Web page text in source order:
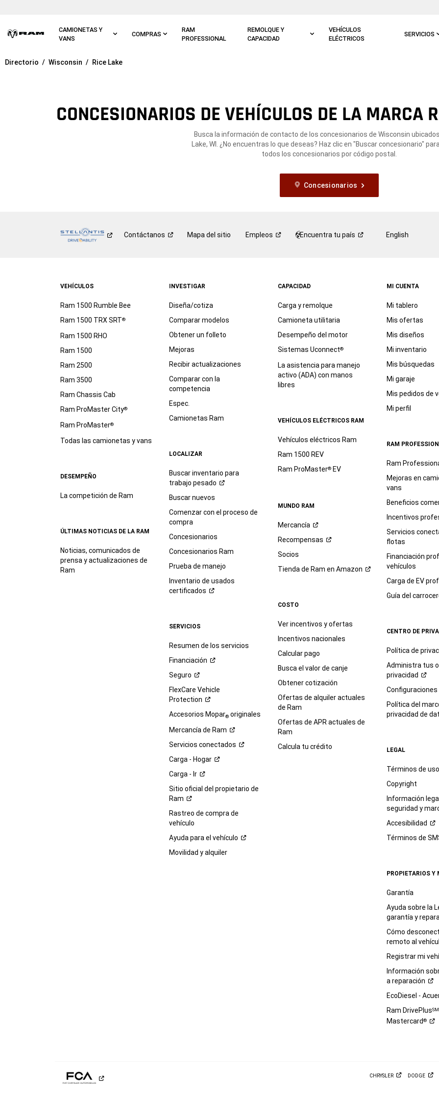
CAMIONETAS Y
VANS
COMPRAS
RAM
PROFESSIONAL
REMOLQUE Y
CAPACIDAD
VEHÍCULOS
ELÉCTRICOS
SERVICIOS
Ir a
Directorio Wisconsin Rice Lake
CONCESIONARIOS DE VEHÍCULOS DE LA MARCA
Busca la información de contacto de los concesionarios de Wisconsin
Lake, WI. ¿No encuentras lo que deseas? Haz clic en "Buscar concesionario"
todos los concesionarios por código postal.
Concesionarios
Contáctanos Mapa del sitio Empleos Encuentra tu país English
VEHÍCULOS
Ram 1500 Rumble Bee
Ram 1500 TRX SRT®
Ram 1500 RHO
Ram 1500
Ram 2500
Ram 3500
Ram Chassis Cab
Ram ProMaster City®
Ram ProMaster®
Todas las camionetas y vans
DESEMPEÑO
La competición de Ram
ÚLTIMAS NOTICIAS DE LA RAM
Noticias, comunicados de
prensa y actualizaciones de
Ram
INVESTIGAR
Diseña/cotiza
Comparar modelos
Obtener un folleto
Mejoras
Recibir actualizaciones
Comparar con la
competencia
Espec.
Camionetas Ram
LOCALIZAR
Buscar inventario para
trabajo pesado
Buscar nuevos
Comenzar con el proceso de
compra
Concesionarios
Concesionarios Ram
Prueba de manejo
Inventario de usados
certificados
SERVICIOS
Resumen de los servicios
Financiación
Seguro
FlexCare Vehicle
Protection
Accesorios Mopar®originales
Mercancía de Ram
Servicios conectados
Carga - Hogar
Carga - Ir
Sitio oficial del propietario de
Ram
Rastreo de compra de
vehículo
Ayuda para el vehículo
Movilidad y alquiler
CAPACIDAD
Carga y remolque
Camioneta utilitaria
Desempeño del motor
Sistemas Uconnect®
La asistencia para manejo
activo (ADA) con manos
libres
VEHÍCULOS ELÉCTRICOS RAM
Vehículos eléctricos Ram
Ram 1500 REV
Ram ProMaster®EV
MUNDO RAM
Mercancía
Recompensas
Socios
Tienda de Ram en Amazon
COSTO
Ver incentivos y ofertas
Incentivos nacionales
Calcular pago
Busca el valor de canje
Obtener cotización
Ofertas de alquiler actuales
de Ram
Ofertas de APR actuales de
Ram
Calcula tu crédito
MI CUENTA
Mi tablero
Mis ofertas
Mis diseños
Mi inventario
Mis búsquedas
Mi garaje
Mis pedidos de
Mi perfil
RAM
Ram
Mejoras en
vans
Beneficios
Incentivos
Servicios
flotas
Financiación
vehículos
Carga de EV
Guía del
CENTRO DE
Política de
Administra tus
privacidad
Configuraciones
Política del
privacidad de
LEGAL
Términos de uso
Copyright
Información
seguridad y
Accesibilidad
Términos de
PROPIETARIOS Y
Garantía
Ayuda sobre la
garantía y
Cómo
remoto al
Registrar mi
Información
areparación
EcoDiesel -
Ram DrivePlusSM
Mastercard®
CHRYSLER DODGE